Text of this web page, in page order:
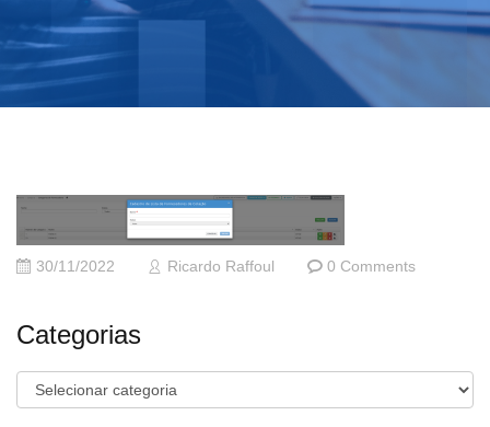
30/11/2022 Ricardo Raffoul 0 Comments
Categorias
Categorias